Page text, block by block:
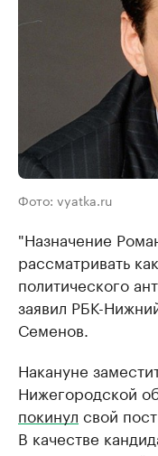
Фото: vyatka.ru
"Назначение
рассматривать
политического
заявил РБК-
Семенов.
Накануне
Нижегородской
покинул свой
В качестве